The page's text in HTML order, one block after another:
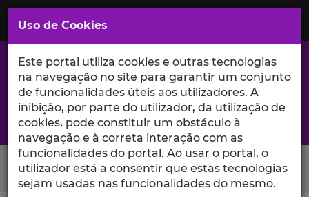
Saltar
para
Conteúdo
Principal
A excelência da investigação e ciência no Iscte
Search Button
Uso de Cookies
Este portal utiliza cookies e outras tecnologias
na navegação no site para garantir um conjunto
de funcionalidades úteis aos utilizadores. A
inibição, por parte do utilizador, da utilização de
cookies, pode constituir um obstáculo à
navegação e à correta interação com as
funcionalidades do portal. Ao usar o portal, o
utilizador está a consentir que estas tecnologias
sejam usadas nas funcionalidades do mesmo.